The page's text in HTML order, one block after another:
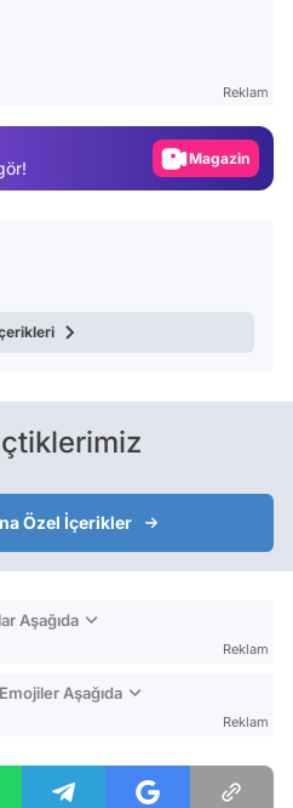
Reklam
Magazin
Video
Özel İçerikler
Aşağıda
Reklam
Aşağıda
Reklam